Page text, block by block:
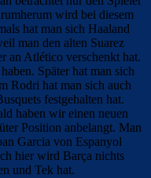
wird bei diesem
hat man sich Haaland
man den alten Suarez
an Atlético verschenkt hat.
Später hat man sich
Rodri hat man sich auch
festgehalten hat.
haben wir einen neuen
Position anbelangt. Man
Garcia von Espanyol
hier wird Barça nichts
und Tek hat.